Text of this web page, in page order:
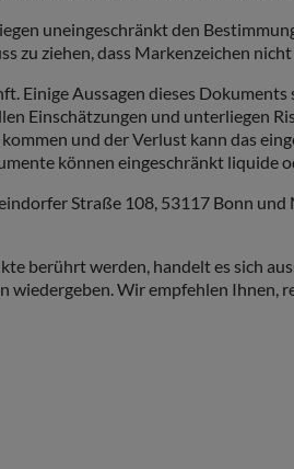
uneingeschränkt den
zu ziehen, dass Markenzeichen
Einige Aussagen dieses
Einschätzungen und unterliegen
und der Verlust kann das
können eingeschränkt liquide
Straße 108, 53117 Bonn
berührt werden, handelt es sich
Wir empfehlen Ihnen,